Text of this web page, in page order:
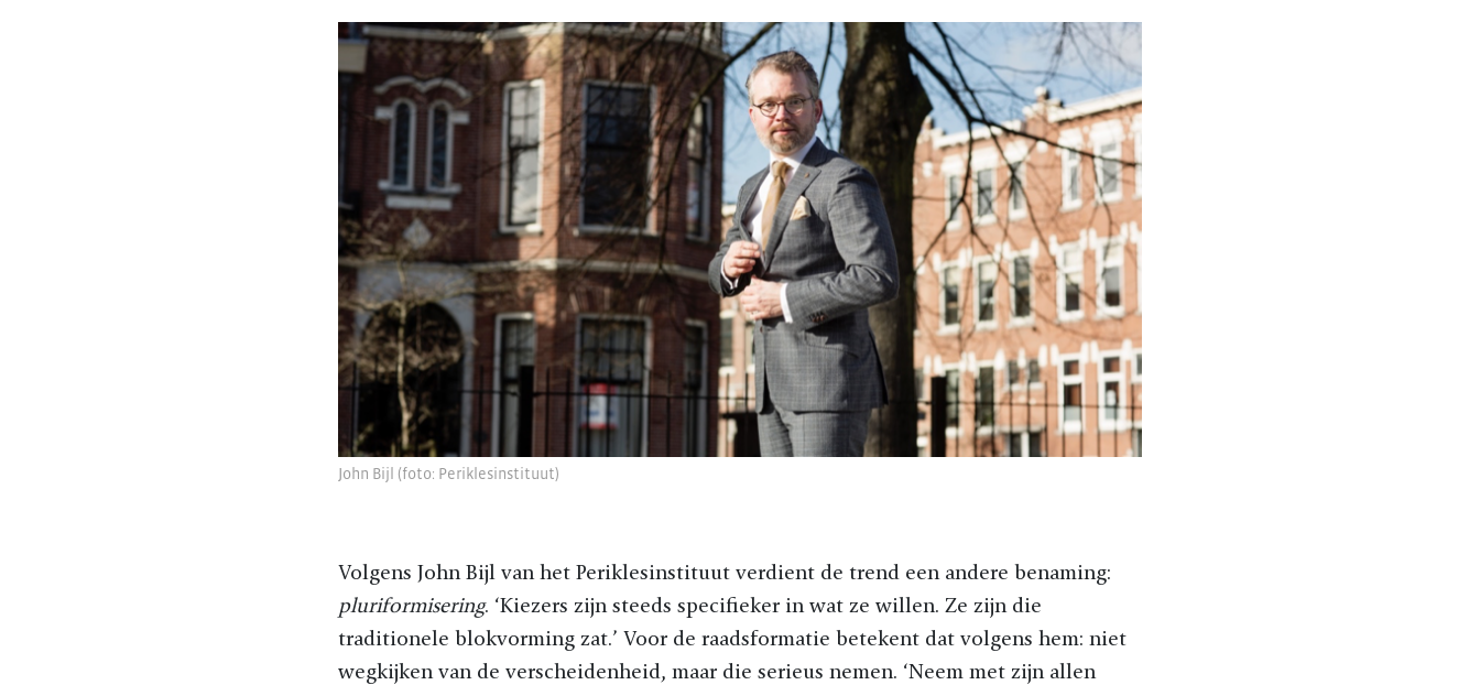
John Bijl (foto: Periklesinstituut)
Volgens John Bijl van het Periklesinstituut verdient de trend een andere benaming:
pluriformisering. ‘Kiezers zijn steeds specifieker in wat ze willen. Ze zijn die
traditionele blokvorming zat.’ Voor de raadsformatie betekent dat volgens hem: niet
wegkijken van de verscheidenheid, maar die serieus nemen. ‘Neem met zijn allen